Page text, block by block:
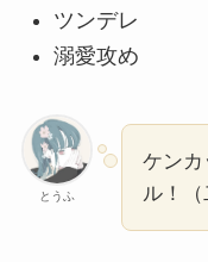
ツンデレ
溺愛攻め
とうふ
ケン
ル！（